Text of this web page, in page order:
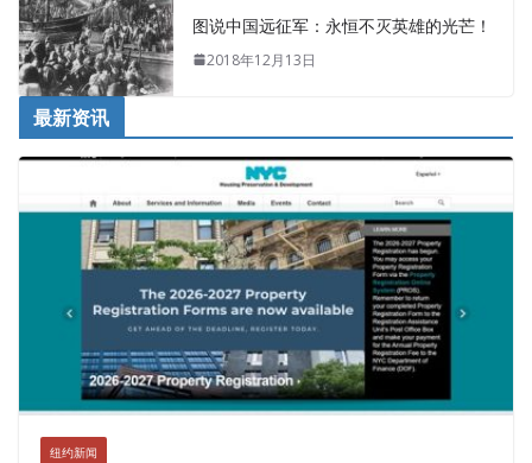
图说中国远征军：永恒不灭英雄的光芒！
2018年12月13日
最新资讯
纽约新闻